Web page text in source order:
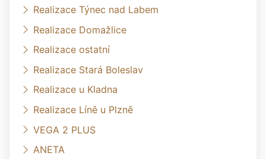
Realizace Týnec nad Labem
Realizace Domažlice
Realizace ostatní
Realizace Stará Boleslav
Realizace u Kladna
Realizace Líně u Plzně
VEGA 2 PLUS
ANETA